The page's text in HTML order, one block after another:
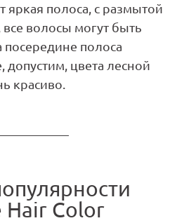
яркая полоса, с размытой
волосы могут быть
посередине полоса
допустим, цвета лесной
красиво.
Hair Color